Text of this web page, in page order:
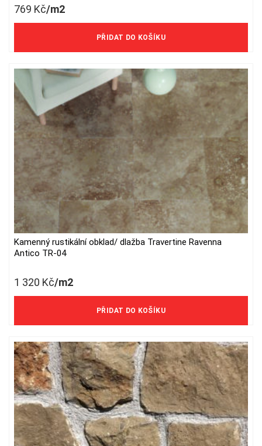
769 Kč/m2
636 Kč/m2 bez DPH
PŘIDAT DO KOŠÍKU
Kamenný rustikální obklad/ dlažba Travertine Ravenna
Antico TR-04
1 320 Kč/m2
1 091 Kč/m2 bez DPH
PŘIDAT DO KOŠÍKU